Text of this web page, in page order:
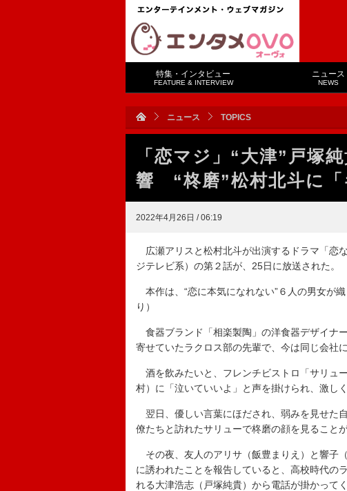
特集・インタビュー
FEATURE & INTERVIEW
ニュース
NEWS
ニュース TOPICS
「恋マジ」“大津”戸塚
響 “柊磨”松村北斗に「
2022年4月26日 / 06:19
広瀬アリスと松村北斗が出演するドラマ「恋
ジテレビ系）の第２話が、25日に放送された。
本作は、“恋に本気になれない”６人の男女が
り）
食器ブランド「相楽製陶」の洋食器デザイナ
寄せていたラクロス部の先輩で、今は同じ会社
酒を飲みたいと、フレンチビストロ「サリュ
村）に「泣いていいよ」と声を掛けられ、激し
翌日、優しい言葉にほだされ、弱みを見せた
僚たちと訪れたサリューで柊磨の顔を見ること
その夜、友人のアリサ（飯豊まりえ）と響子
に誘われたことを報告していると、高校時代の
れる大津浩志（戸塚純貴）から電話が掛かってく